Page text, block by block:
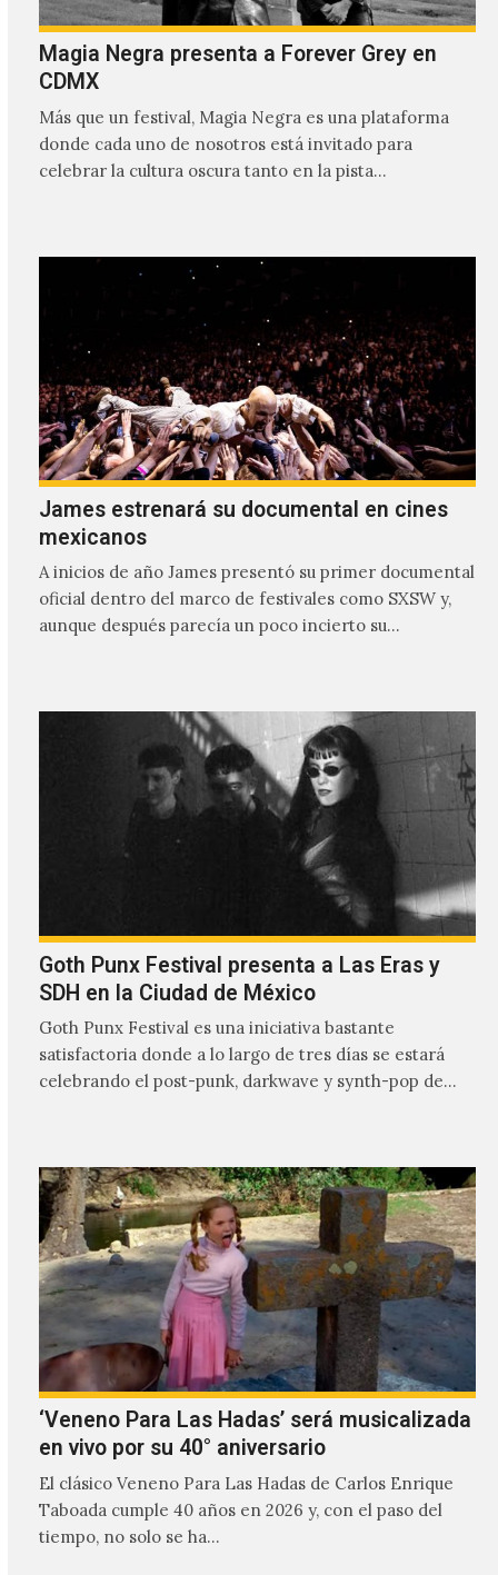
Magia Negra presenta a Forever Grey en
CDMX
Más que un festival, Magia Negra es una plataforma
donde cada uno de nosotros está invitado para
celebrar la cultura oscura tanto en la pista…
James estrenará su documental en cines
mexicanos
A inicios de año James presentó su primer documental
oficial dentro del marco de festivales como SXSW y,
aunque después parecía un poco incierto su…
Goth Punx Festival presenta a Las Eras y
SDH en la Ciudad de México
Goth Punx Festival es una iniciativa bastante
satisfactoria donde a lo largo de tres días se estará
celebrando el post-punk, darkwave y synth-pop de
‘Veneno Para Las Hadas’ será musicalizada
en vivo por su 40° aniversario
El clásico Veneno Para Las Hadas de Carlos Enrique
Taboada cumple 40 años en 2026 y, con el paso del
tiempo, no solo se ha…